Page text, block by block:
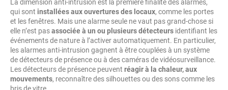
La dimension anti-intrusion est la première finalité des alarmes,
qui sont installées aux ouvertures des locaux, comme les portes
et les fenêtres. Mais une alarme seule ne vaut pas grand-chose si
elle n’est pasassociée à un ou plusieurs détecteurs identifiant les
événements de nature à l’activer automatiquement. En particulier,
les alarmes anti-intrusion gagnent à être couplées à un système
de détecteurs de présence ou à des caméras de vidéosurveillance.
Les détecteurs de présence peuvent réagir à la chaleur, aux
mouvements, reconnaître des silhouettes ou des sons comme les
bris de vitre.